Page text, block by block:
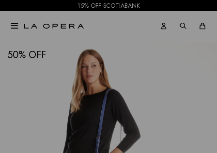
15% OFF SCOTIABANK

50 NOTIFICARME